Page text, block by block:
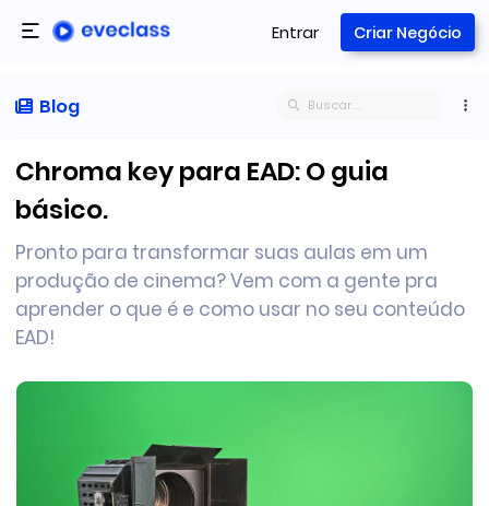
Entrar Criar Negócio
Blog
Chroma key para EAD: O guia
básico.
Pronto para transformar suas aulas em um
produção de cinema? Vem com a gente pra
aprender o que é e como usar no seu conteúdo
EAD!